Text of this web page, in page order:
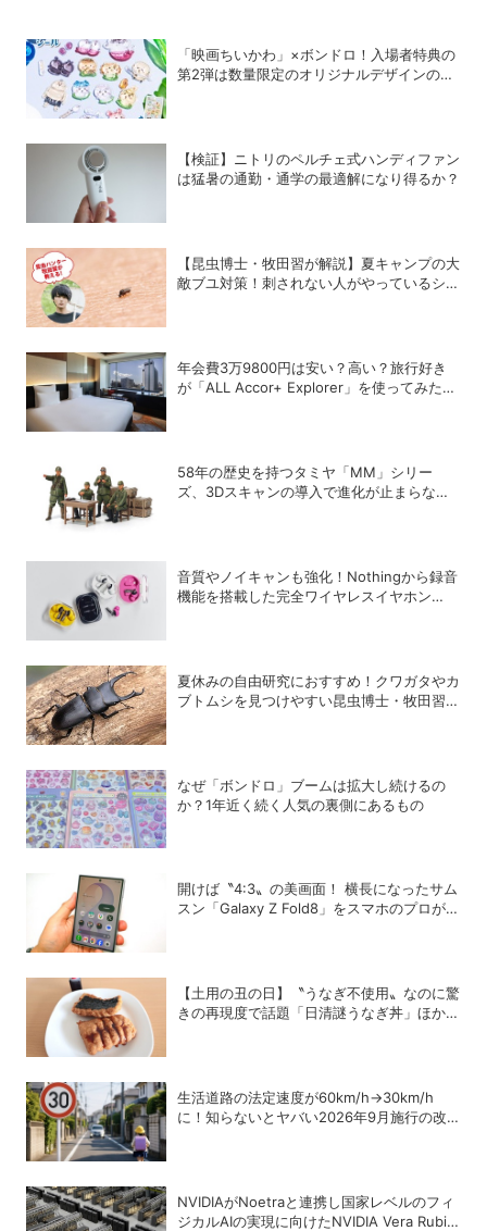
「映画ちいかわ」×ボンドロ！入場者特典の
第2弾は数量限定のオリジナルデザインのボ
【検証】ニトリのペルチェ式ハンディファン
は猛暑の通勤・通学の最適解になり得るか？
【昆虫博士・牧田習が解説】夏キャンプの大
敵ブユ対策！刺されない人がやっているシン
年会費3万9800円は安い？高い？旅行好き
が「ALL Accor+ Explorer」を使ってみたら
58年の歴史を持つタミヤ「MM」シリー
ズ、3Dスキャンの導入で進化が止まらな
音質やノイキャンも強化！Nothingから録音
機能を搭載した完全ワイヤレスイヤホン
夏休みの自由研究におすすめ！クワガタやカ
ブトムシを見つけやすい昆虫博士・牧田習さ
なぜ「ボンドロ」ブームは拡大し続けるの
か？1年近く続く人気の裏側にあるもの
開けば〝4:3〟の美画面！ 横長になったサム
スン「Galaxy Z Fold8」をスマホのプロがチ
【土用の丑の日】〝うなぎ不使用〟なのに驚
きの再現度で話題「日清謎うなぎ丼」ほか、
生活道路の法定速度が60km/h→30km/h
に！知らないとヤバい2026年9月施行の改
NVIDIAがNoetraと連携し国家レベルのフィ
ジカルAIの実現に向けたNVIDIA Vera Rubin